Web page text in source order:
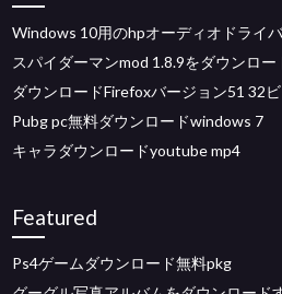
Windows 10用のhpオーディオドライ
スパイダーマンmod 1.8.9をダウンロー
ダウンロードFirefoxバージョン51 32ビ
Pubg pc無料ダウンロードwindows 7
キャラダウンロードyoutube mp4
Featured
Ps4ゲームダウンロード無料pkg